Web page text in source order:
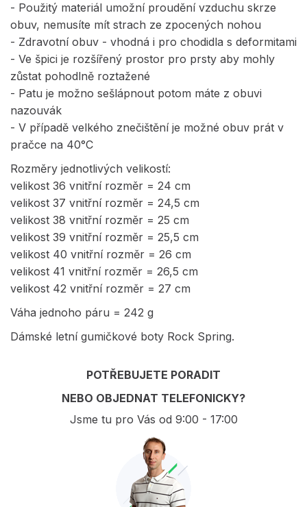
- Použitý materiál umožní proudění vzduchu skrze
obuv, nemusíte mít strach ze zpocených nohou
- Zdravotní obuv - vhodná i pro chodidla s deformitami
- Ve špici je rozšířený prostor pro prsty aby mohly
zůstat pohodlně roztažené
- Patu je možno sešlápnout potom máte z obuvi
nazouvák
- V případě velkého znečištění je možné obuv prát v
pračce na 40°C
Rozměry jednotlivých velikostí:
velikost 36 vnitřní rozměr = 24 cm
velikost 37 vnitřní rozměr = 24,5 cm
velikost 38 vnitřní rozměr = 25 cm
velikost 39 vnitřní rozměr = 25,5 cm
velikost 40 vnitřní rozměr = 26 cm
velikost 41 vnitřní rozměr = 26,5 cm
velikost 42 vnitřní rozměr = 27 cm
Váha jednoho páru = 242 g
Dámské letní gumičkové boty Rock Spring.
POTŘEBUJETE PORADIT
NEBO OBJEDNAT TELEFONICKY?
Jsme tu pro Vás od 9:00 - 17:00